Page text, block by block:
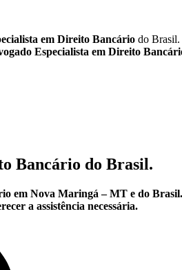
em Direito Bancário do Brasil.
Especialista em Direito
Bancário do Brasil.
em Nova Maringá – MT e do
a assistência necessária.